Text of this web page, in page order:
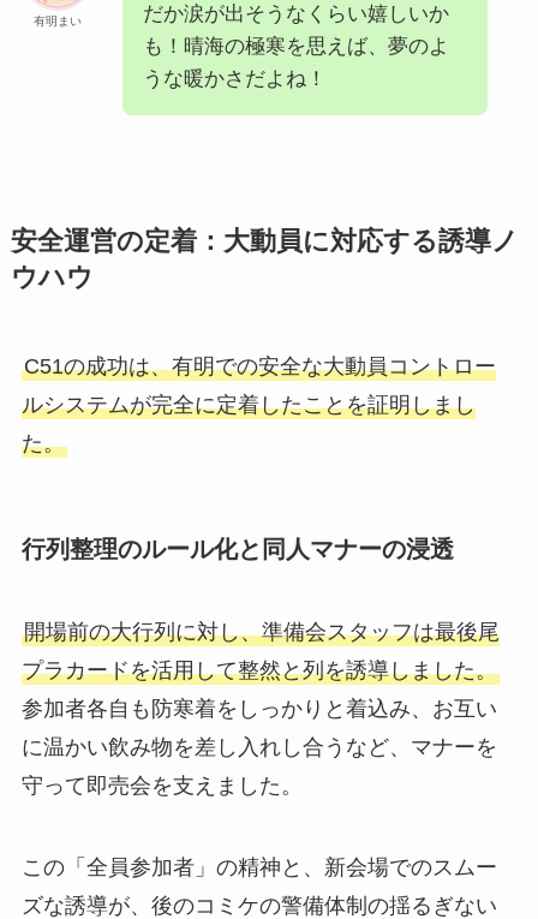
有明まい
だか涙が出そうなくらい嬉しいか
も！晴海の極寒を思えば、夢のよ
うな暖かさだよね！
安全運営の定着：大動員に対応する誘導ノ
ウハウ
C51の成功は、有明での安全な大動員コントロー
ルシステムが完全に定着したことを証明しまし
た。
行列整理のルール化と同人マナーの浸透
開場前の大行列に対し、準備会スタッフは最後尾
プラカードを活用して整然と列を誘導しました。
参加者各自も防寒着をしっかりと着込み、お互い
に温かい飲み物を差し入れし合うなど、マナーを
守って即売会を支えました。
この「全員参加者」の精神と、新会場でのスムー
ズな誘導が、後のコミケの警備体制の揺るぎない